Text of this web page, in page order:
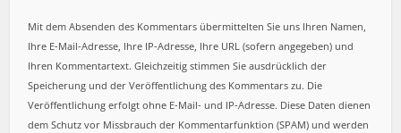
Mit dem Absenden des Kommentars übermittelten Sie uns Ihren Namen,
Ihre E-Mail-Adresse, Ihre IP-Adresse, Ihre URL (sofern angegeben) und
Ihren Kommentartext. Gleichzeitig stimmen Sie ausdrücklich der
Speicherung und der Veröffentlichung des Kommentars zu. Die
Veröffentlichung erfolgt ohne E-Mail- und IP-Adresse. Diese Daten dienen
dem Schutz vor Missbrauch der Kommentarfunktion (SPAM) und werden